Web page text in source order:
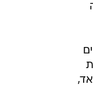
מולי גראד,